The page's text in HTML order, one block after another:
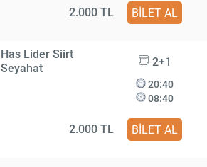
2.000 TL BİLET AL
Has Lider Siirt
Seyahat
2+1
20:40
08:40
2.000 TL BİLET AL